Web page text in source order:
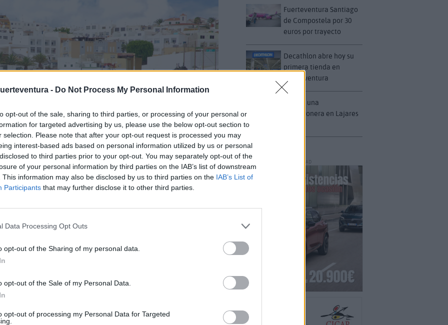
- Do Not Process My Personal Information
opt-out of the sale, sharing to third parties, or processing of your personal or
for targeted advertising by us, please use the below opt-out section to
selection. Please note that after your opt-out request is processed you may
interest-based ads based on personal information utilized by us or personal
to third parties prior to your opt-out. You may separately opt-out of the
of your personal information by third parties on the IAB’s list of downstream
This information may also be disclosed by us to third parties on the IAB’s List of
Participants that may further disclose it to other third parties.
Data Processing Opt Outs
opt-out of the Sharing of my personal data.
opt-out of the Sale of my Personal Data.
opt-out of processing my Personal Data for Targeted
de mayo en la zona comercial abierta, con música en vivo
la Concejalía de Comercio, que dirige Juan José Viera,
de Oportunidades’ en Morro Jable, una propuesta que
municipio y fomentar las compras en el comercio local.
destaca que este tipo de iniciativas “contribuyen a
y generan espacios de encuentro y convivencia para
que “el Mercado de Oportunidades permite dar visibilidad
Fuerteventura Santiago
de Compostela por 30
euros por trayecto
Decathlon abre hoy su
primera tienda en
Fuerteventura
Vuelca una
hormigonera en Lajares
PUBLICIDAD